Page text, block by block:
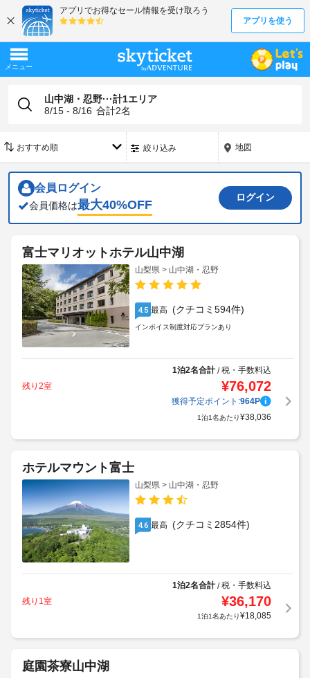
山中湖・忍野···計1エリア
8/15 - 8/16 合計2名
絞り込み 地図
会員ログイン
会員価格は最大40%OFF
ログイン
富士マリオットホテル山中湖
山梨県 > 山中湖・忍野
4.5 最高 (クチコミ594件)
インボイス制度対応プランあり
1泊2名合計/税・手数料込
残り2室
¥76,072
獲得予定ポイント:964P
1泊1名あたり¥38,036
ホテルマウント富士
山梨県 > 山中湖・忍野
4.6 最高 (クチコミ2854件)
1泊2名合計/税・手数料込
残り1室
¥36,170
1泊1名あたり¥18,085
庭園茶寮山中湖